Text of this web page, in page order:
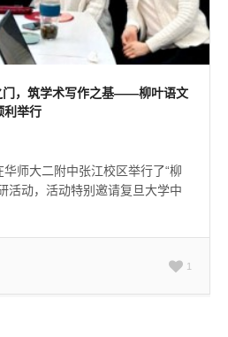
门，筑学术写作之基——柳叶语文
利举行
师大二附中张江校区举行了“柳
活动，活动特别邀请复旦大学中
1